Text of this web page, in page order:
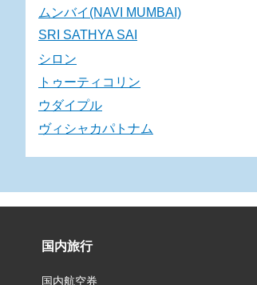
ムンバイ(NAVI MUMBAI)
SRI SATHYA SAI
シロン
トゥーティコリン
ウダイプル
ヴィシャカパトナム
国内旅行
国内航空券